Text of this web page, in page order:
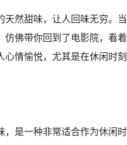
天然甜味，让人回味无穷。
仿佛带你回到了电影院，看
心情愉悦，尤其是在休闲时
，是一种非常适合作为休闲